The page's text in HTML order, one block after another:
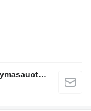
Fymas Auctions ApS – visit the auction fymasauctions.dk